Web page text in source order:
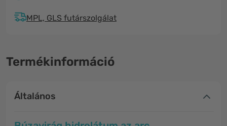
MPL, GLS futárszolgálat
Termékinformáció
Általános